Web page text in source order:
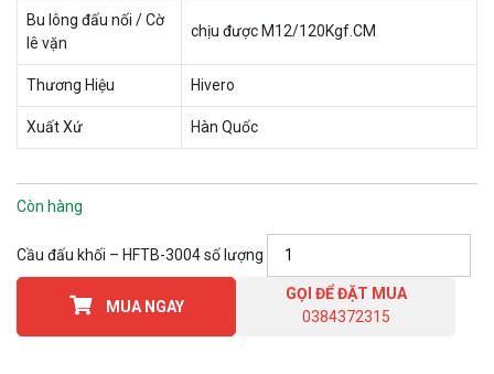
Bu lông đấu nối / Cờ
lê vặn
chịu được M12/120Kgf.CM
Thương Hiệu Hivero
Xuất Xứ Hàn Quốc
Còn hàng
Cầu đấu khối – HFTB-3004 số lượng
MUA NGAY
GỌI ĐỂ ĐẶT MUA
0384372315